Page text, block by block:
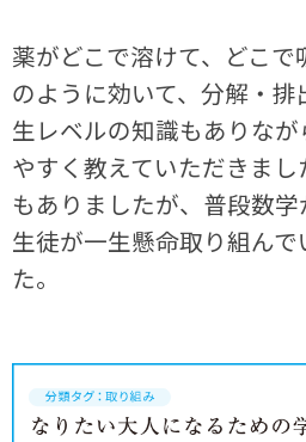
薬がどこで溶けて、どこ
のように効いて、分解・
生レベルの知識もありなが
やすく教えていただきま
もありましたが、普段数
生徒が一生懸命取り組ん
た。